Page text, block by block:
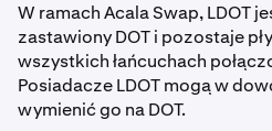
W ramach Acala Swap, LDOT
zastawiony DOT i pozostaje
wszystkich łańcuchach
Posiadacze LDOT mogą w
wymienić go na DOT.